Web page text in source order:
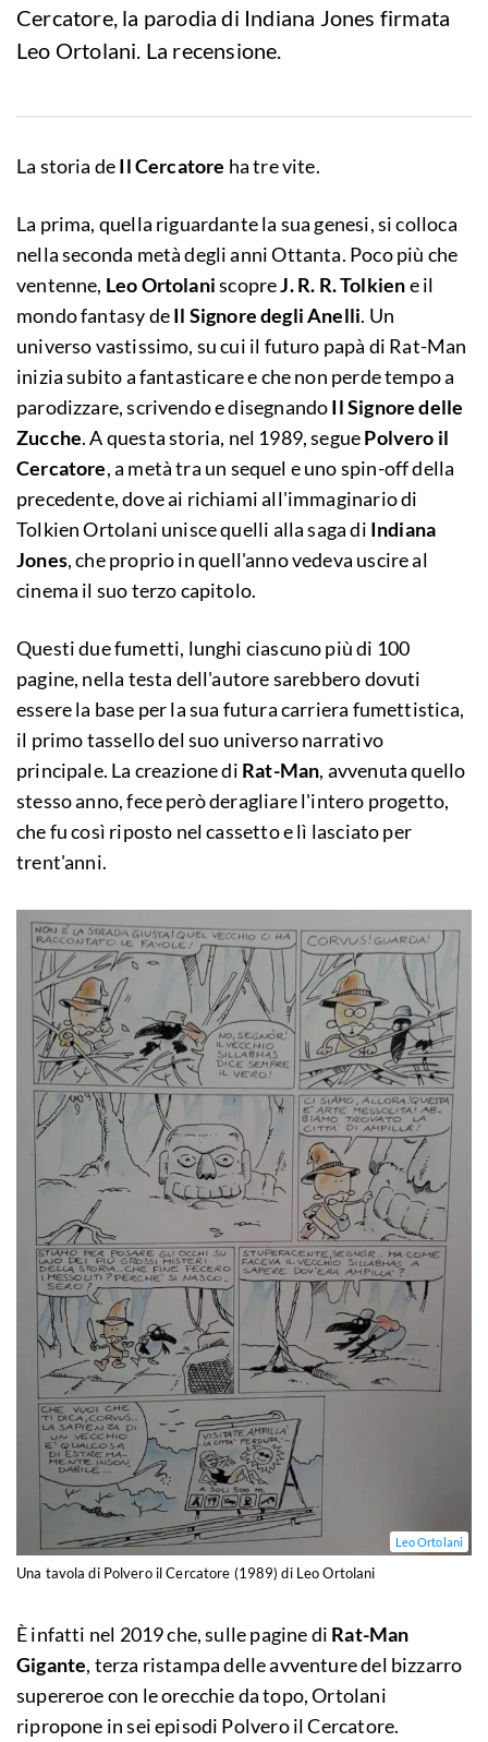
Cercatore, la parodia di Indiana Jones firmata
Leo Ortolani. La recensione.
La storia deIl Cercatore ha tre vite.
La prima, quella riguardante la sua genesi, si colloca
nella seconda metà degli anni Ottanta. Poco più che
ventenne, Leo OrtolaniscopreJ. R. R. Tolkiene il
mondo fantasy deIl Signore degli Anelli. Un
universo vastissimo, su cui il futuro papà di Rat-Man
inizia subito a fantasticare e che non perde tempo a
parodizzare, scrivendo e disegnandoIl Signore delle
Zucche. A questa storia, nel 1989, seguePolvero il
Cercatore, a metà tra un sequel e uno spin-off della
precedente, dove ai richiami all'immaginario di
Tolkien Ortolani unisce quelli alla saga di Indiana
Jones, che proprio in quell'anno vedeva uscire al
cinema il suo terzo capitolo.
Questi due fumetti, lunghi ciascuno più di 100
pagine, nella testa dell'autore sarebbero dovuti
essere la base per la sua futura carriera fumettistica,
il primo tassello del suo universo narrativo
principale. La creazione di Rat-Man, avvenuta quello
stesso anno, fece però deragliare l'intero progetto,
che fu così riposto nel cassetto e lì lasciato per
trent'anni.
Leo Ortolani
Una tavola di Polvero il Cercatore (1989) di Leo Ortolani
È infatti nel 2019 che, sulle pagine di Rat-Man
Gigante, terza ristampa delle avventure del bizzarro
supereroe con le orecchie da topo, Ortolani
ripropone in sei episodi Polvero il Cercatore.